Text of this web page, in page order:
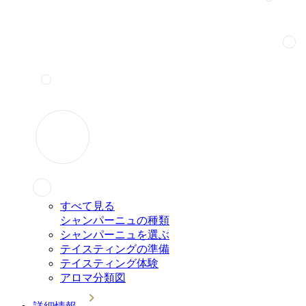
すべて見る
シャンパーニュの種類
シャンパーニュを選ぶ
テイスティングの準備
テイスティング体験
アロマ分類図